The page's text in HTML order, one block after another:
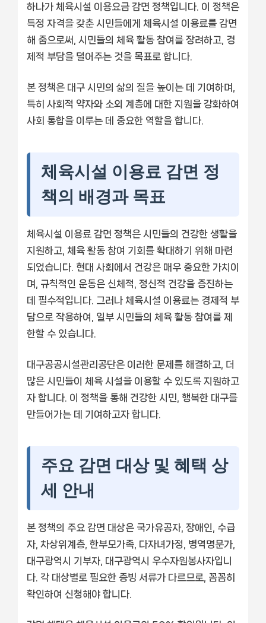
하나가 체육시설 이용요금 감면 정책입니다. 이 정책은
특정 자격을 갖춘 시민들에게 체육시설 이용료를 감면
해 줌으로써, 시민들의 체육 활동 참여를 장려하고, 경
제적 부담을 덜어주는 것을 목표로 합니다.
본 정책은 대구 시민의 삶의 질을 높이는 데 기여하며,
특히 사회적 약자와 소외 계층에 대한 지원을 강화하여
사회 통합을 이루는 데 중요한 역할을 합니다.
체육시설 이용료 감면 정
책의 배경과 목표
체육시설 이용료 감면 정책은 시민들의 건강한 생활을
지원하고, 체육 활동 참여 기회를 확대하기 위해 마련
되었습니다. 현대 사회에서 건강은 매우 중요한 가치이
며, 규칙적인 운동은 신체적, 정신적 건강을 증진하는
데 필수적입니다. 그러나 체육시설 이용료는 경제적 부
담으로 작용하여, 일부 시민들의 체육 활동 참여를 제
한할 수 있습니다.
대구공공시설관리공단은 이러한 문제를 해결하고, 더
많은 시민들이 체육 시설을 이용할 수 있도록 지원하고
자 합니다. 이 정책을 통해 건강한 시민, 행복한 대구를
만들어가는 데 기여하고자 합니다.
주요 감면 대상 및 혜택 상
세 안내
본 정책의 주요 감면 대상은 국가유공자, 장애인, 수급
자, 차상위계층, 한부모가족, 다자녀가정, 병역명문가,
대구광역시 기부자, 대구광역시 우수자원봉사자입니
다. 각 대상별로 필요한 증빙 서류가 다르므로, 꼼꼼히
확인하여 신청해야 합니다.